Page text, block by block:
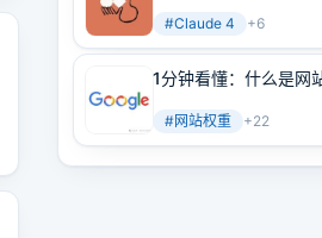
#Claude 4 +6
1分钟看懂：什么是网
南（原创不易）
#网站权重 +22